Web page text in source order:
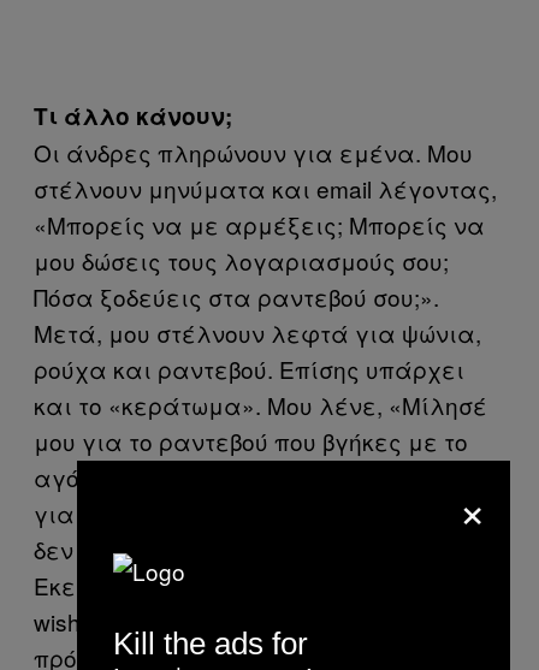
Τι άλλο κάνουν;
Οι άνδρες πληρώνουν για εμένα. Μου
στέλνουν μηνύματα και email λέγοντας,
«Μπορείς να με αρμέξεις; Μπορείς να
μου δώσεις τους λογαριασμούς σου;
Πόσα ξοδεύεις στα ραντεβού σου;».
Μετά, μου στέλνουν λεφτά για ψώνια,
ρούχα και ραντεβού. Επίσης υπάρχει
και το «κεράτωμα». Μου λένε, «Μίλησέ
μου για το ραντεβού που βγήκες με το
αγόρι σου» – και μου στέλνουν λεφτά
για να με αποζημιώσουν. Ακόμη και αν
δεν έχω αγόρι, μπαίνω στον ρόλο.
Εκείνοι δεν παίρνουν τίποτα. Έχω ένα
wish list στο Amazon, στο οποίο έχουν
πρόσβαση μόνο οι πελάτες που
×
Kill the ads for